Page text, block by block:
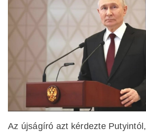
Az újságíró azt kérdezte